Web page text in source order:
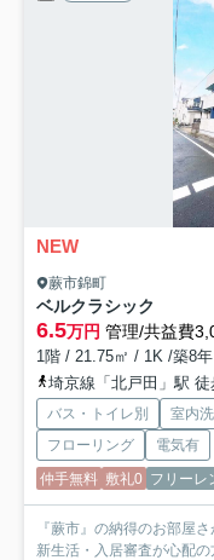
NEW
蕨市錦町
ベルクラシック
6.5万円 管理/共益費
1階 / 21.75㎡ / 1K /築8年
埼京線「北戸田」駅 徒
バス・トイレ別 室内
フローリング
電気有
仲手無料 敷礼0 フリーレ
『蕨市』の納得のお部屋
新生活・入居審査が心配